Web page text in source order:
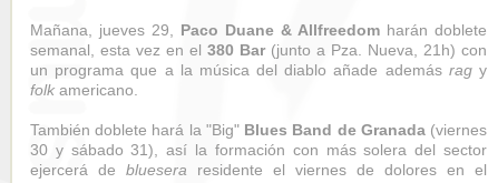
Mañana, jueves 29, Paco Duane & Allfreedom harán doblete
semanal, esta vez en el 380 Bar (junto a Pza. Nueva, 21h) con
un programa que a la música del diablo añade además ragy
folk americano.
También doblete hará la "Big"Blues Band de Granada(viernes
30 y sábado 31), así la formación con más solera del sector
ejercerá de bluesera residente el viernes de dolores en el